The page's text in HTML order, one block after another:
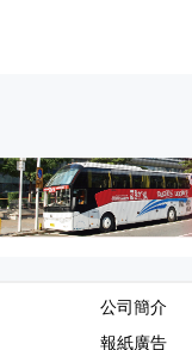
公司簡介
報紙廣告